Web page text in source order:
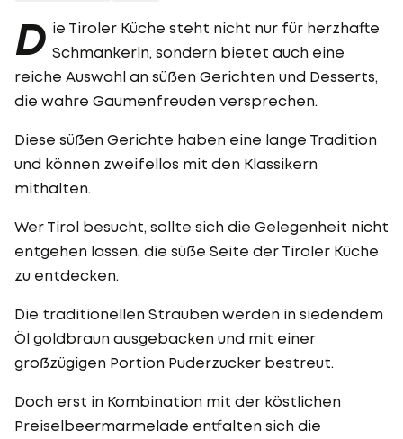
D ie Tiroler Küche steht nicht nur für herzhafte
Schmankerln, sondern bietet auch eine
reiche Auswahl an süßen Gerichten und Desserts,
die wahre Gaumenfreuden versprechen.
Diese süßen Gerichte haben eine lange Tradition
und können zweifellos mit den Klassikern
mithalten.
Wer Tirol besucht, sollte sich die Gelegenheit nicht
entgehen lassen, die süße Seite der Tiroler Küche
zu entdecken.
Die traditionellen Strauben werden in siedendem
Öl goldbraun ausgebacken und mit einer
großzügigen Portion Puderzucker bestreut.
Doch erst in Kombination mit der köstlichen
Preiselbeermarmelade entfalten sich die